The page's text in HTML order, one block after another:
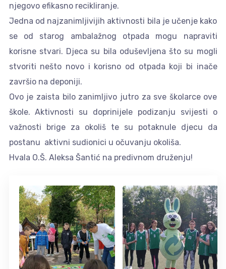
njegovo efikasno recikliranje.
Jedna od najzanimljivijih aktivnosti bila je učenje kako
se od starog ambalažnog otpada mogu napraviti
korisne stvari. Djeca su bila oduševljena što su mogli
stvoriti nešto novo i korisno od otpada koji bi inače
završio na deponiji.
Ovo je zaista bilo zanimljivo jutro za sve školarce ove
škole. Aktivnosti su doprinijele podizanju svijesti o
važnosti brige za okoliš te su potaknule djecu da
postanu aktivni sudionici u očuvanju okoliša.
Hvala O.Š. Aleksa Šantić na predivnom druženju!